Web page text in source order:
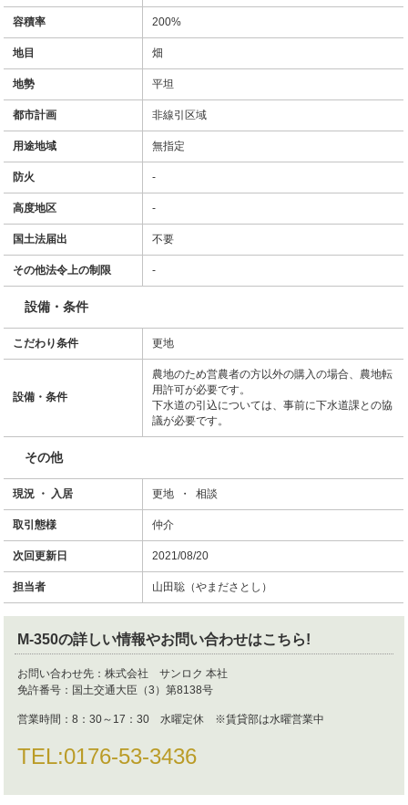
容積率 200%
地目 畑
地勢 平坦
都市計画 非線引区域
用途地域 無指定
防火 -
高度地区 -
国土法届出 不要
その他法令上の制限 -
設備・条件
こだわり条件 更地
設備・条件
農地のため営農者の方以外の購入の場合、農地転
用許可が必要です。
下水道の引込については、事前に下水道課との協
議が必要です。
その他
現況 ・ 入居 更地 ・ 相談
取引態様 仲介
次回更新日 2021/08/20
担当者 山田聡（やまださとし）
M-350の詳しい情報やお問い合わせはこちら!
お問い合わせ先： 株式会社 サンロク 本社
免許番号： 国土交通大臣（3）第8138号
営業時間： 8：30～17：30 水曜定休 ※賃貸部は水曜営業中
TEL:0176-53-3436